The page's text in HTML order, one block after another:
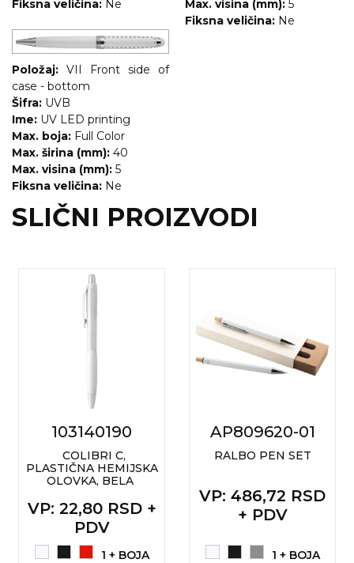
Fiksna veličina: Ne
Max. visina (mm): 5
Fiksna veličina: Ne
Položaj: VII Front side of
case - bottom
Šifra: UVB
Ime: UV LED printing
Max. boja: Full Color
Max. širina (mm): 40
Max. visina (mm): 5
Fiksna veličina: Ne
SLIČNI PROIZVODI
103140190
COLIBRI C,
PLASTIČNA HEMIJSKA
OLOVKA, BELA
VP: 22,80 RSD +
PDV
1 + BOJA
AP809620-01
RALBO PEN SET
VP: 486,72 RSD
+ PDV
1 + BOJA